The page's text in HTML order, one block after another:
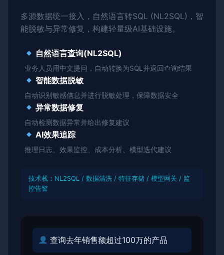
多源数据统一接入，自然语言转SQL (NL2SQL)，智
能脱敏与异常修复，构建轻量级AI基础设施。
自然语言查询(NL2SQL)
业务人员用中文提问，自动转换为SQL并返回查询结果
智能数据脱敏
自动识别敏感信息并进行脱敏处理，保障数据安全
异常数据修复
自动检测数据异常并给出修复建议
AI效果追踪
推理日志、效果监控、成本分析、模型迭代建议
技术栈：NL2SQL / 数据清洗 / 特征存储 / 模型网关 / 监
控告警
查询去年销售额超过100万的产品